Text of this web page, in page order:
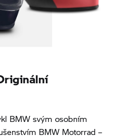
BMW svým osobním
BMW Motorrad –